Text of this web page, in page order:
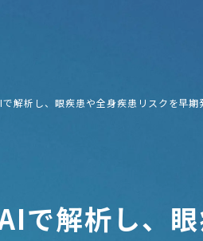
で解析し、眼疾患や全身疾患リスクを早
で解析し、